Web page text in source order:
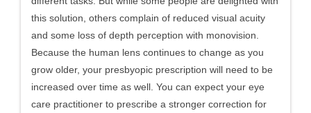
this solution, others complain of reduced visual acuity
and some loss of depth perception with monovision.
Because the human lens continues to change as you
grow older, your presbyopic prescription will need to be
increased over time as well. You can expect your eye
care practitioner to prescribe a stronger correction for